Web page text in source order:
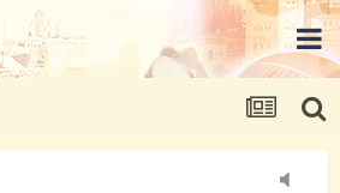
https://pasport-ua.com/
без VPN сайт и форум